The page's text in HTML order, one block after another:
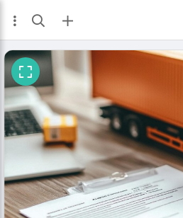
ثبت آگهی